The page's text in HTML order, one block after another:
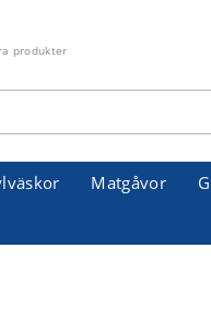
produkter
Matgåvor